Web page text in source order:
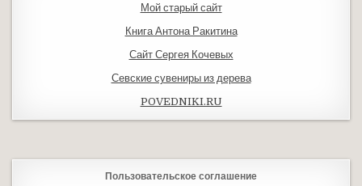
Мой старый сайт
Книга Антона Ракитина
Сайт Сергея Кочевых
Севские сувениры из дерева
POVEDNIKI.RU
Пользовательское соглашение